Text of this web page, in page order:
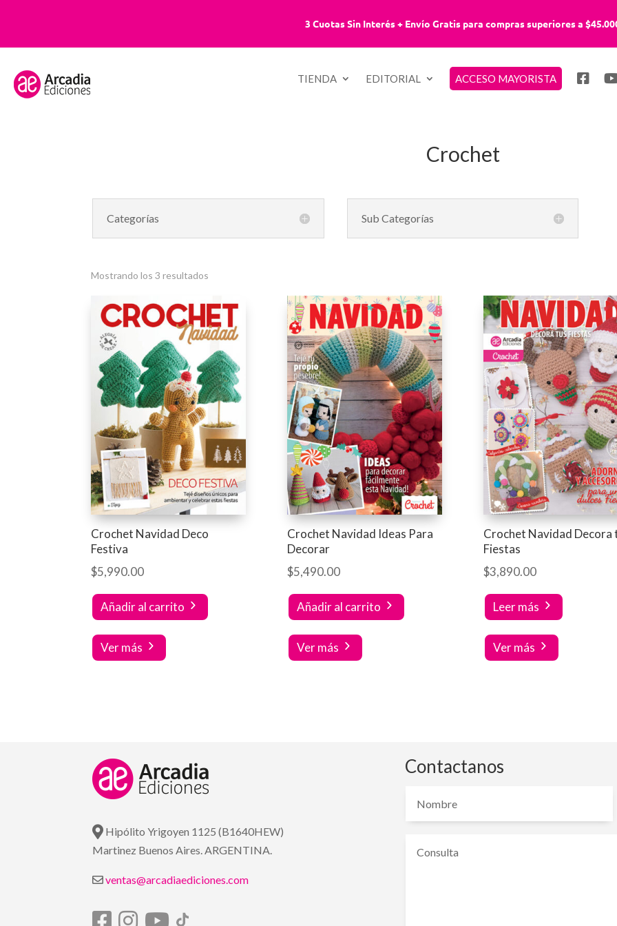
3 Cuotas Sin Interés + Envío Gratis para compras superiores a
TIENDA EDITORIAL ACCESO MAYORISTA
Crochet
Categorías Sub Categorías
Mostrando los 3 resultados
Crochet Navidad Deco
Festiva
$5,990.00
Añadir al carrito
Ver más
Crochet Navidad Ideas Para
Decorar
$5,490.00
Añadir al carrito
Ver más
Crochet Navidad Decora
Fiestas
$3,890.00
Leer más
Ver más
Hipólito Yrigoyen 1125 (B1640HEW)
Martinez Buenos Aires. ARGENTINA.
ventas@arcadiaediciones.com
Contactanos